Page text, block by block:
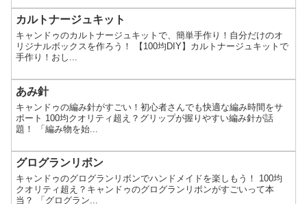
カルトナージュキット
キャンドゥのカルトナージュキットで、簡単手作り！自分だけのオ
リジナルボックスを作ろう！ 【100均DIY】カルトナージュキットで
手作り！おし...
あみ針
キャンドゥの編み針がすごい！初心者さんでも快適な編み時間をサ
ポート 100均クオリティ超え？グリップが握りやすい編み針が話
題！ 「編み物を始...
グログランリボン
キャンドゥのグログランリボンでハンドメイドを楽しもう！ 100均
クオリティ超え？キャンドゥのグログランリボンがすごいって本
当？ 「グログラン...